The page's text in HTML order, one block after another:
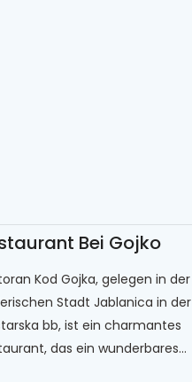
Bei Gojko
Kod Gojka, gelegen in der
Stadt Jablanica in der
bb, ist ein charmantes
das ein wunderbares...